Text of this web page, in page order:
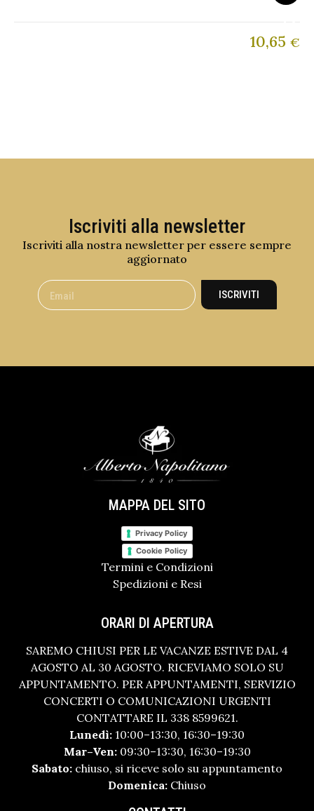
10,65 €
Iscriviti alla newsletter
Iscriviti alla nostra newsletter per essere sempre
aggiornato
ISCRIVITI
MAPPA DEL SITO
Privacy Policy
Cookie Policy
Termini e Condizioni
Spedizioni e Resi
ORARI DI APERTURA
SAREMO CHIUSI PER LE VACANZE ESTIVE DAL 4
AGOSTO AL 30 AGOSTO. RICEVIAMO SOLO SU
APPUNTAMENTO. PER APPUNTAMENTI, SERVIZIO
CONCERTI O COMUNICAZIONI URGENTI
CONTATTARE IL 338 8599621.
Lunedì: 10:00–13:30, 16:30–19:30
Mar–Ven:09:30–13:30, 16:30–19:30
Sabato: chiuso, si riceve solo su appuntamento
Domenica: Chiuso